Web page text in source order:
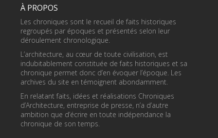
À PROPOS
Les chroniques sont le recueil de faits historiques
regroupés par époques et présentés selon leur
déroulement chronologique.
L’architecture, au cœur de toute civilisation, est
indubitablement constituée de faits historiques et sa
chronique permet donc d’en évoquer l’époque. Les
archives du site en témoignent abondamment.
En relatant faits, idées et réalisations Chroniques
d’Architecture, entreprise de presse, n’a d’autre
ambition que d’écrire en toute indépendance la
chronique de son temps.